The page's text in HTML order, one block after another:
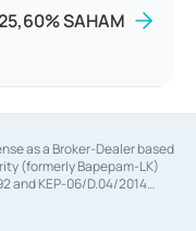
SAHAM
as a Broker-Dealer based
(formerly Bapepam-LK)
and KEP-06/D.04/2014
Underwriter based on the
KEP-12/PM/PEE/1997